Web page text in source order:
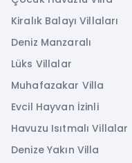
Kiralık Balayı Villaları
Deniz Manzaralı
Lüks Villalar
Muhafazakar Villa
Evcil Hayvan İzinli
Havuzu Isıtmalı Villalar
Denize Yakın Villa